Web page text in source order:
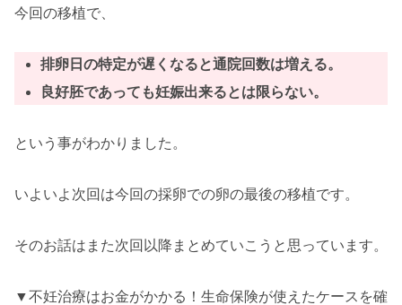
今回の移植で、
排卵日の特定が遅くなると通院回数は増える。
良好胚であっても妊娠出来るとは限らない。
という事がわかりました。
いよいよ次回は今回の採卵での卵の最後の移植です。
そのお話はまた次回以降まとめていこうと思っています。
▼不妊治療はお金がかかる！生命保険が使えたケースを確